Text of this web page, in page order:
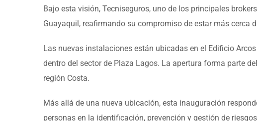
Bajo esta visión, Tecniseguros, uno de los principales
Guayaquil, reafirmando su compromiso de estar más cerca
Las nuevas instalaciones están ubicadas en el Edificio
dentro del sector de Plaza Lagos. La apertura forma parte
región Costa.
Más allá de una nueva ubicación, esta inauguración
personas en la identificación, prevención y gestión de